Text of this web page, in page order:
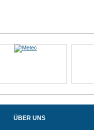
ÜBER UNS